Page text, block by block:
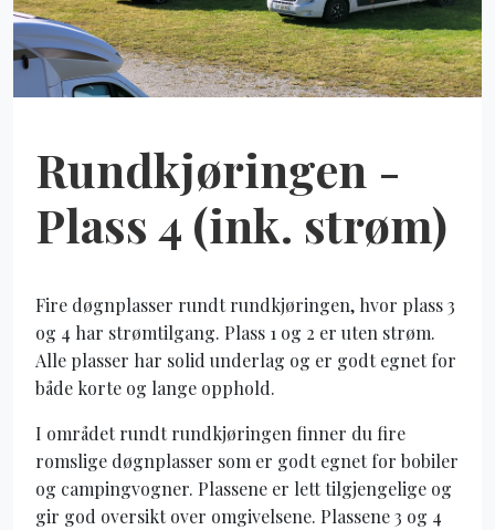
Rundkjøringen -
Plass 4 (ink. strøm)
Fire døgnplasser rundt rundkjøringen, hvor plass 3
og 4 har strømtilgang. Plass 1 og 2 er uten strøm.
Alle plasser har solid underlag og er godt egnet for
både korte og lange opphold.
I området rundt rundkjøringen finner du fire
romslige døgnplasser som er godt egnet for bobiler
og campingvogner. Plassene er lett tilgjengelige og
gir god oversikt over omgivelsene. Plassene 3 og 4